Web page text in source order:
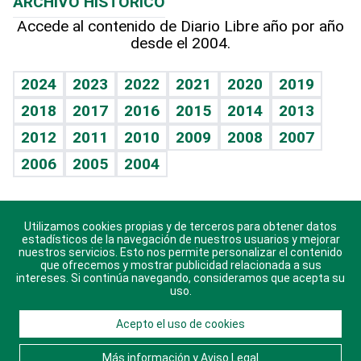
Hablando con el pediatra
Vida y familia
Eñe
Celebrando la vida
Sin complejos
En pocas palabras
Escuchando al corazón
Economía Personal
Línea de hit
TBT Deportivo
Hecho en casa
Guía del dinero
Cumpleaños
Horóscopos
Crucigramas
Accede al contenido de Diario Libre año por año
desde el 2004.
2024 2023 2022 2021 2020
2019
2018
2017 2016 2015 2014
2013
2012
2011 2010 2009 2008
2007
2006
2005 2004
Descarga nuestras aplicaciones para Android, iOS y
sistema Huawei.
© 2021 Diario Libre, todos los derechos reservados.
Consulta elAviso Legal. Ponte en Contacto
Utilizamos cookies propias y de terceros para obtener datos
estadísticos de la navegación de nuestros usuarios y mejorar
nuestros servicios. Esto nos permite personalizar el contenido
que ofrecemos y mostrar publicidad relacionada a sus
intereses. Si continúa navegando, consideramos que acepta su
uso.
Acepto el uso de cookies
Más información y Aviso Legal